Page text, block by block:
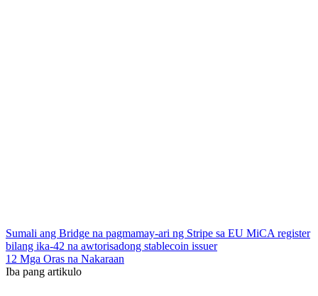
Sumali ang Bridge na pagmamay-ari ng Stripe sa EU MiCA register
bilang ika-42 na awtorisadong stablecoin issuer
12 Mga Oras na Nakaraan
Iba pang artikulo